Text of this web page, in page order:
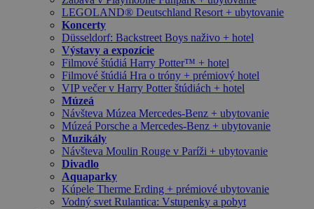
LEGOLAND® Deutschland Resort + ubytovanie
Koncerty
Düsseldorf: Backstreet Boys naživo + hotel
Výstavy a expozície
Filmové štúdiá Harry Potter™ + hotel
Filmové štúdiá Hra o tróny + prémiový hotel
VIP večer v Harry Potter štúdiách + hotel
Múzeá
Návšteva Múzea Mercedes-Benz + ubytovanie
Múzeá Porsche a Mercedes-Benz + ubytovanie
Muzikály
Návšteva Moulin Rouge v Paríži + ubytovanie
Divadlo
Aquaparky
Kúpele Therme Erding + prémiové ubytovanie
Vodný svet Rulantica: Vstupenky a pobyt